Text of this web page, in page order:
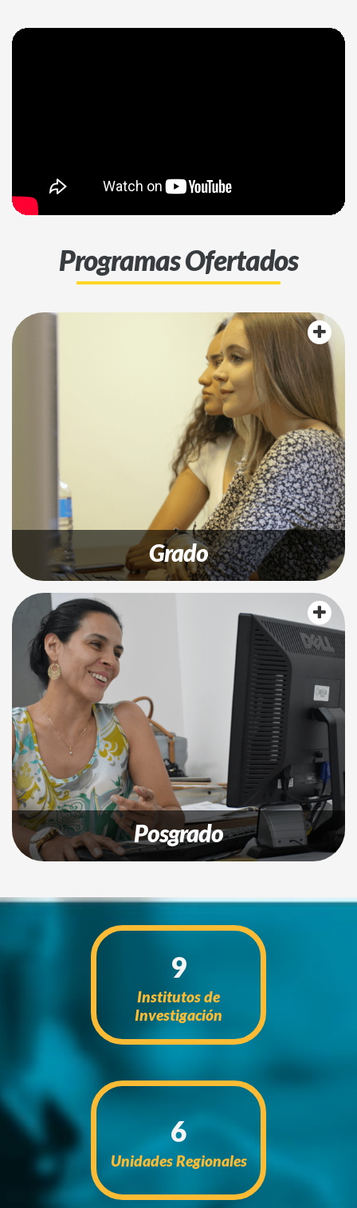
Programas Ofertados
Grado
Posgrado
9
Institutos de
Investigación
6
Unidades Regionales